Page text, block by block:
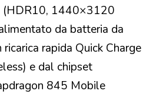
(HDR10, 1440×3120
da batteria da
rapida Quick Charge
e dal chipset
845 Mobile